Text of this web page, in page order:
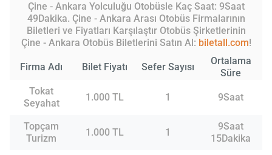
Çine - Ankara Yolculuğu Otobüsle Kaç Saat: 9Saat
49Dakika. Çine - Ankara Arası Otobüs Firmalarının
Biletleri ve Fiyatları Karşılaştır Otobüs Şirketlerinin
Çine - Ankara Otobüs Biletlerini Satın Al: biletall.com!
Firma Adı Bilet Fiyatı Sefer Sayısı
Ortalama
Süre
Tokat
Seyahat
1.000 TL 1 9Saat
Topçam
Turizm
1.000 TL 1
9Saat
15Dakika